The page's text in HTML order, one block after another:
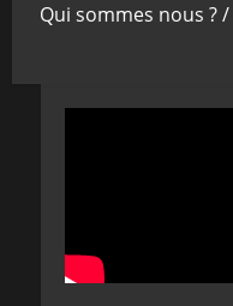
Qui sommes nous ? /